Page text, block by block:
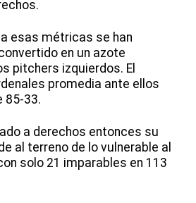
esas métricas se han
en un azote
pitchers izquierdos. El
promedia ante ellos
85-33.
a derechos entonces su
al terreno de lo vulnerable al
solo 21 imparables en 113